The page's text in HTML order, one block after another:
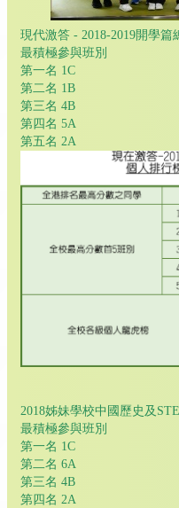
現代激答 - 2018-2019開學篇
最積極參與班別
第一名 1C
第二名 1B
第三名 4B
第四名 5A
第五名 2A
2018姊妹學校中國歷史及
最積極參與班別
第一名 1C
第二名 6A
第三名 4B
第四名 2A